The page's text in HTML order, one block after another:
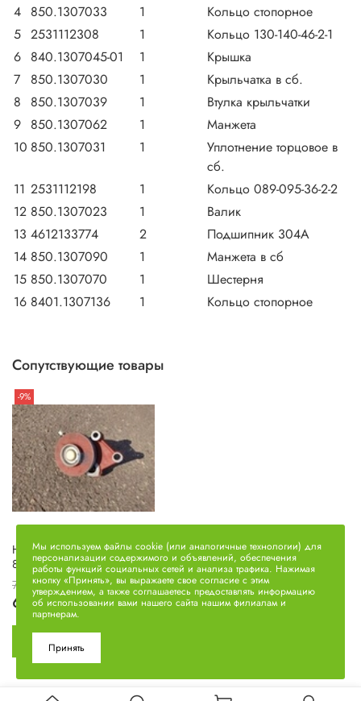
4 850.1307033 1
Кольцо стопорное
5 2531112308 1
Кольцо 130-140-46-2-1
6 840.1307045-01 1
Крышка
7
850.1307030 1
Крыльчатка в сб.
8
850.1307039 1
Втулка крыльчатки
9 850.1307062 1
Манжета
10 850.1307031 1
Уплотнение торцовое в
сб.
11 2531112198 1
Кольцо 089-095-36-2-2
12 850.1307023 1
Валик
13 4612133774 2
Подшипник 304А
14 850.1307090 1
Манжета в сб
15 850.1307070 1
Шестерня
16 8401.1307136 1 Кольцо стопорное
Сопутствующие товары
-9%
Натяжное устройство
840.1307155
7010 руб
6400 руб
Мы используем файлы cookie (или аналогичные технологии) для
персонализации содержимого и объявлений, обеспечения
работы функций социальных сетей и анализа трафика. Нажимая
кнопку «Принять», вы выражаете свое согласие с этим
утверждением, а также соглашаетесь предоставлять информацию
об использовании вами нашего сайта нашим филиалам и
партнерам.
Принять